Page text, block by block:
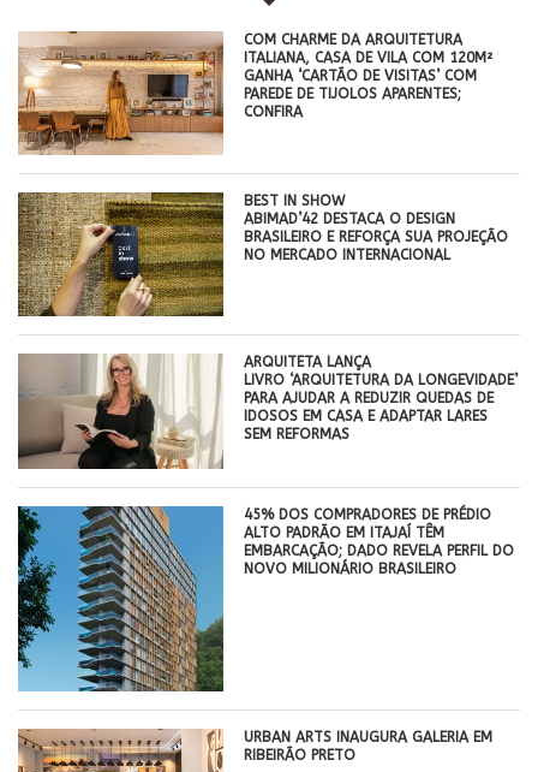
COM CHARME DA ARQUITETURA
ITALIANA, CASA DE VILA COM 120M²
GANHA ‘CARTÃO DE VISITAS’ COM
PAREDE DE TIJOLOS APARENTES;
CONFIRA
BEST IN SHOW
ABIMAD’42 DESTACA O DESIGN
BRASILEIRO E REFORÇA SUA PROJEÇÃO
NO MERCADO INTERNACIONAL
ARQUITETA LANÇA
LIVRO ‘ARQUITETURA DA LONGEVIDADE’
PARA AJUDAR A REDUZIR QUEDAS DE
IDOSOS EM CASA E ADAPTAR LARES
SEM REFORMAS
45% DOS COMPRADORES DE PRÉDIO
ALTO PADRÃO EM ITAJAÍ TÊM
EMBARCAÇÃO; DADO REVELA PERFIL DO
NOVO MILIONÁRIO BRASILEIRO
​URBAN ARTS INAUGURA GALERIA EM
RIBEIRÃO PRETO